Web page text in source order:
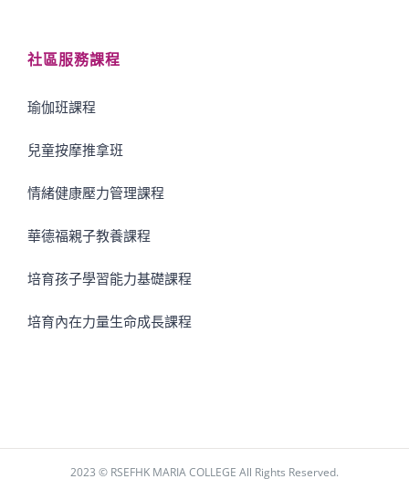
社區服務課程
瑜伽班課程
兒童按摩推拿班
情緒健康壓力管理課程
華德福親子教養課程
培育孩子學習能力基礎課程
培育內在力量生命成長課程
2023 © RSEFHK MARIA COLLEGE All Rights Reserved.